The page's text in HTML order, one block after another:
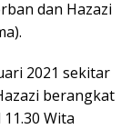
dan Hazazi
2021 sekitar
berangkat
Wita